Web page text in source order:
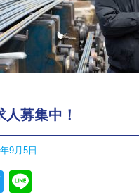
人募集中！
9月5日
Twitter